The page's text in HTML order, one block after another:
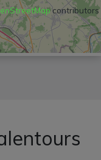
contributors